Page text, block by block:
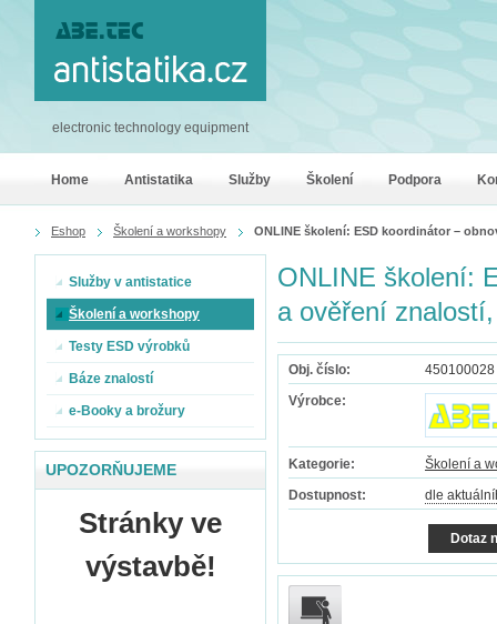
Eshop Školení a workshopy ONLINE školení: ESD koordinátor –
ONLINE školení:
a ověření
Obj. číslo:
450100028
Výrobce:
Kategorie:
Školení a
Dostupnost:
dle
Dotaz
Služby v antistatice
Školení a workshopy
Testy ESD výrobků
Báze znalostí
e-Booky a brožury
UPOZORŇUJEME
Stránky ve
výstavbě!
electronic technology equipment
Home Antistatika Služby Školení Podpora